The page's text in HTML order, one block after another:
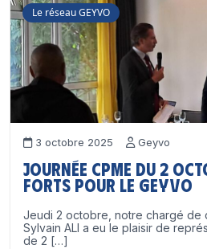
Le réseau GEYVO
3 octobre 2025 Geyvo
Journée CPME du 2
forts pour le GEYVO
Jeudi 2 octobre, notre chargé de
Sylvain ALI a eu le plaisir de
de 2 […]